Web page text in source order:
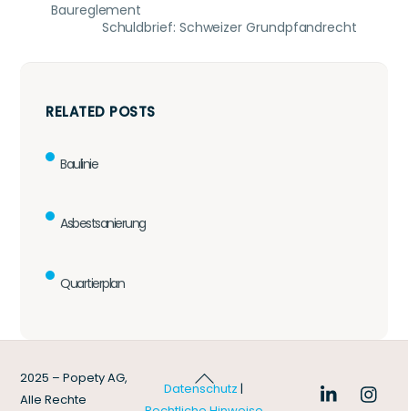
Baureglement
Schuldbrief: Schweizer Grundpfandrecht
RELATED POSTS
Baulinie
Asbestsanierung
Quartierplan
Back
To
2025 – Popety AG,
Alle Rechte
Datenschutz |